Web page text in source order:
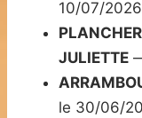
10/07/2026
JULIETTE
le 30/06/